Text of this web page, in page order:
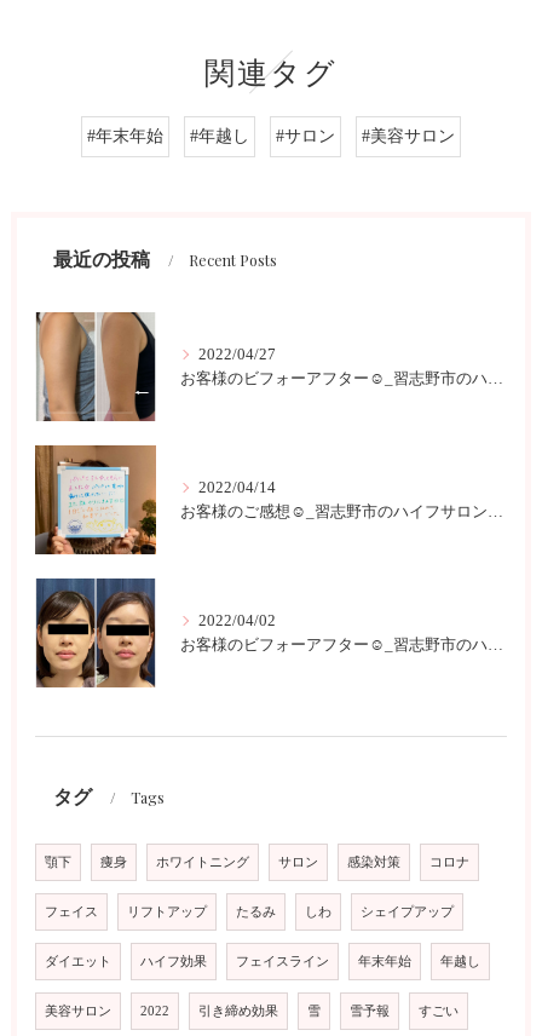
関連タグ
#年末年始 #年越し #サロン #美容サロン
最近の投稿 Recent Posts
2022/04/27
お客様のビフォーアフター☺︎_習志野市のハイフサロンLokahi
2022/04/14
お客様のご感想☺︎_習志野市のハイフサロンLokahi
2022/04/02
お客様のビフォーアフター☺︎_習志野市のハイフサロンLokahi
タグ Tags
顎下 痩身 ホワイトニング サロン 感染対策 コロナ
フェイス リフトアップ たるみ しわ シェイプアップ
ダイエット ハイフ効果 フェイスライン 年末年始 年越し
美容サロン 2022 引き締め効果 雪 雪予報 すごい